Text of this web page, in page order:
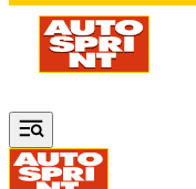
Vai al contenuto principale